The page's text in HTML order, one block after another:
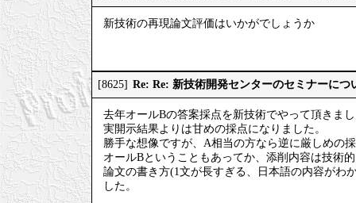
新技術の再現論文評価はいかがでしょうか
[8625] Re: Re: 新技術開発センターのセミナーにつ
去年オールBの答案採点を新技術でやって頂きま
実開示結果よりは甘めの採点になりました。
勝手な想像ですが、A相当の方なら逆に厳しめの
オールBということもあってか、添削内容は技術
論文の書き方(1文が長すぎる、日本語の内容がわ
した。